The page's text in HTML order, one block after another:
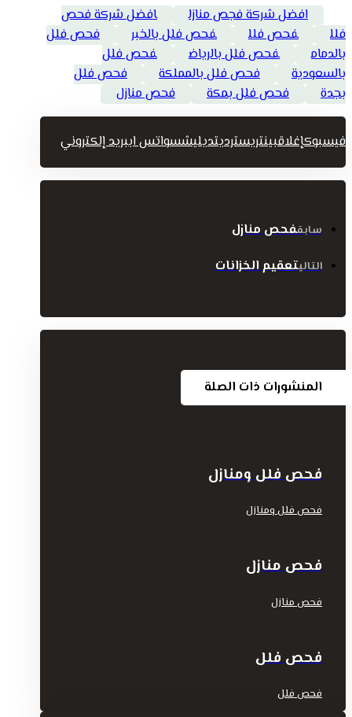
افضل شركة فجص منازل
افضل شركة فحص
فلل
فحص فلل فحص فلل بالخبر
فحص فلل
بالدمام
فحص فلل بالرياض
فحص فلل
بالسعودية
فحص فلل بالمملكة
فحص فلل
بجدة
فحص فلل بمكة فحص منازل
فيسبوكإغلاقبينتريسترديتديليشسواتس اببريد إلكتروني
سابقفحص منازل
التاليتعقيم الخزانات
المنشورات ذات الصلة
فحص فلل ومنازل
فحص فلل ومنازل
فحص منازل
فحص منازل
فحص فلل
فحص فلل